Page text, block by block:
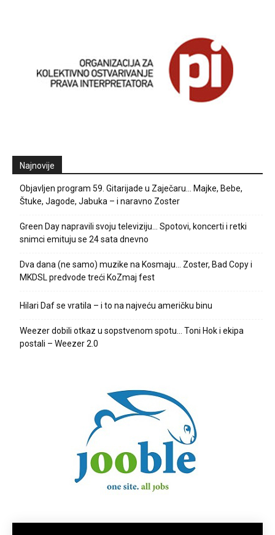
Najnovije
Objavljen program 59. Gitarijade u Zaječaru… Majke, Bebe,
Štuke, Jagode, Jabuka – i naravno Zoster
Green Day napravili svoju televiziju… Spotovi, koncerti i retki
snimci emituju se 24 sata dnevno
Dva dana (ne samo) muzike na Kosmaju… Zoster, Bad Copy i
MKDSL predvode treći KoZmaj fest
Hilari Daf se vratila – i to na najveću američku binu
Weezer dobili otkaz u sopstvenom spotu… Toni Hok i ekipa
postali – Weezer 2.0